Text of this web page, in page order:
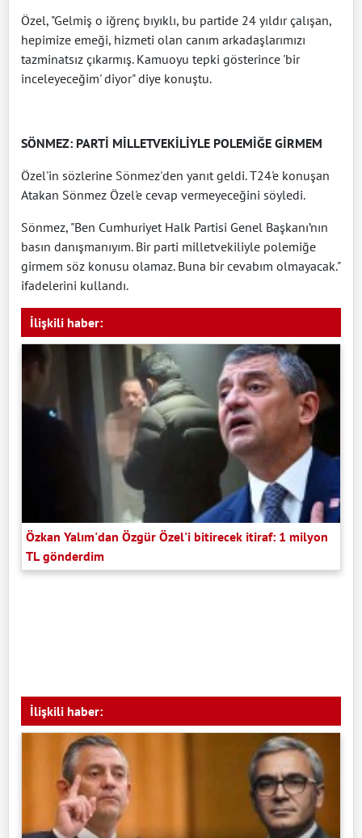
Özel, "Gelmiş o iğrenç bıyıklı, bu partide 24 yıldır çalışan,
hepimize emeği, hizmeti olan canım arkadaşlarımızı
tazminatsız çıkarmış. Kamuoyu tepki gösterince 'bir
inceleyeceğim' diyor" diye konuştu.
SÖNMEZ: PARTİ MİLLETVEKİLİYLE POLEMİĞE GİRMEM
Özel'in sözlerine Sönmez'den yanıt geldi. T24'e konuşan
Atakan Sönmez Özel'e cevap vermeyeceğini söyledi.
Sönmez, "Ben Cumhuriyet Halk Partisi Genel Başkanı’nın
basın danışmanıyım. Bir parti milletvekiliyle polemiğe
girmem söz konusu olamaz. Buna bir cevabım olmayacak."
ifadelerini kullandı.
İlişkili haber:
Özkan Yalım'dan Özgür Özel'i bitirecek itiraf: 1 milyon
TL gönderdim
İlişkili haber: